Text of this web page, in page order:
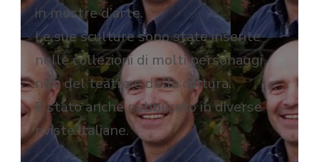
in mostre d’arte.
Le sue sculture sono state inserite
nelle collezioni di molti personaggi
noti del teatro e della cultura.
È stato anche pubblicato in diverse
riviste italiane.